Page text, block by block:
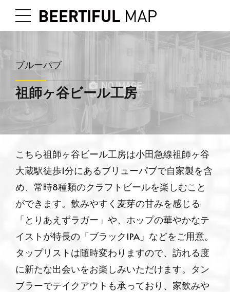
ブルーパブ
祖師ヶ谷ビール工房
こちら祖師ヶ谷ビール工房は小田急線祖師ヶ谷
大蔵駅徒歩1分にあるブリューパブで自家製を含
め、常時8種類のクラフトビールを楽しむこと
ができます。飲みやすく麦芽の甘みを感じる
「とりあえずラガー」や、ホップの華やかなテ
イストが特長の「ブラックIPA」などをご用意。
タップリストは随時変わりますので、訪れる度
に新たな出会いをお楽しみいただけます。タン
ブラーでテイクアウトも承っており、家飲みや